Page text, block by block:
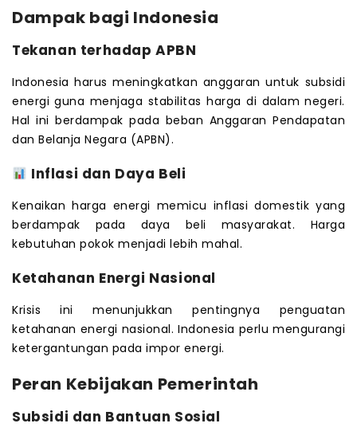
Dampak bagi Indonesia
Tekanan terhadap APBN
Indonesia harus meningkatkan anggaran untuk subsidi
energi guna menjaga stabilitas harga di dalam negeri.
Hal ini berdampak pada beban Anggaran Pendapatan
dan Belanja Negara (APBN).
Inflasi dan Daya Beli
Kenaikan harga energi memicu inflasi domestik yang
berdampak pada daya beli masyarakat. Harga
kebutuhan pokok menjadi lebih mahal.
Ketahanan Energi Nasional
Krisis ini menunjukkan pentingnya penguatan
ketahanan energi nasional. Indonesia perlu mengurangi
ketergantungan pada impor energi.
Peran Kebijakan Pemerintah
Subsidi dan Bantuan Sosial